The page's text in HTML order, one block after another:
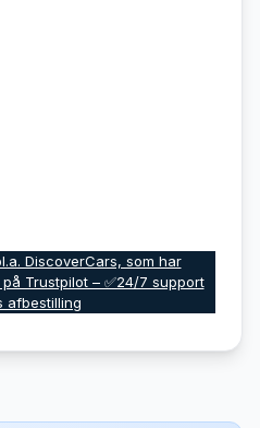
DiscoverCars, som har
Trustpilot – ✅24/7 support
afbestilling